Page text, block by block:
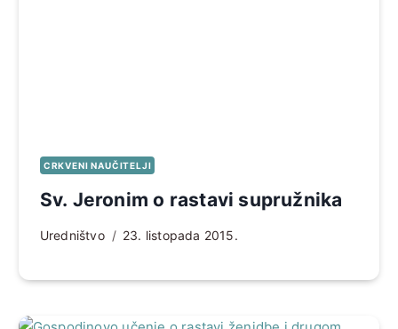
CRKVENI NAUČITELJI
Sv. Jeronim o rastavi supružnika
Uredništvo 23. listopada 2015.